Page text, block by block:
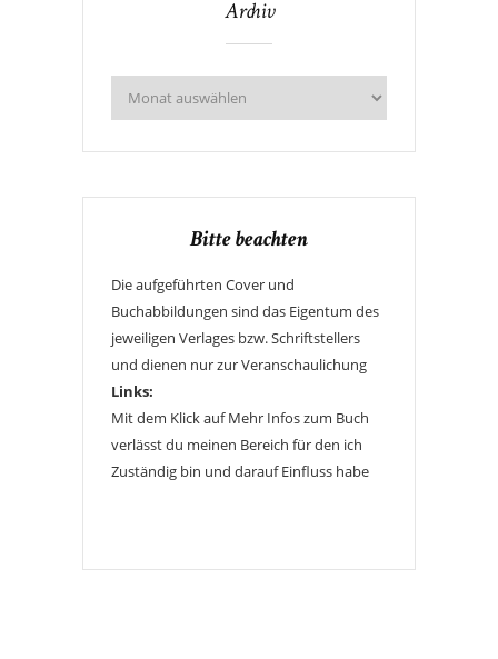
Archiv
Bitte beachten
Die aufgeführten Cover und
Buchabbildungen sind das Eigentum des
jeweiligen Verlages bzw. Schriftstellers
und dienen nur zur Veranschaulichung
Links:
Mit dem Klick auf Mehr Infos zum Buch
verlässt du meinen Bereich für den ich
Zuständig bin und darauf Einfluss habe